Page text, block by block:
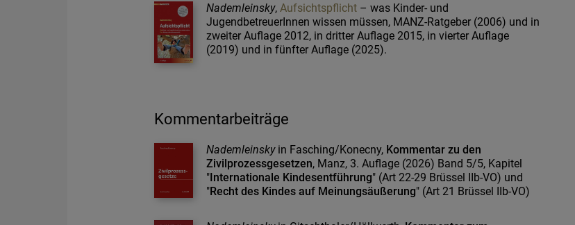
Nademleinsky, Aufsichtspflicht – was Kinder- und
JugendbetreuerInnen wissen müssen, MANZ-Ratgeber (2006) und in
zweiter Auflage 2012, in dritter Auflage 2015, in vierter Auflage
(2019) und in fünfter Auflage (2025).
Kommentarbeiträge
Nademleinsky in Fasching/Konecny, Kommentar zu den
Zivilprozessgesetzen, Manz, 3. Auflage (2026) Band 5/5, Kapitel
"Internationale Kindesentführung" (Art 22-29 Brüssel IIb-VO) und
"Recht des Kindes auf Meinungsäußerung" (Art 21 Brüssel IIb-VO)